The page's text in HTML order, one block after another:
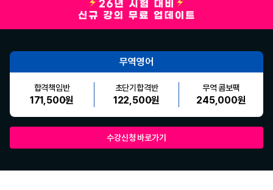
무역영어
합격책임반
171,500원
초단기합격반
122,500원
무역 콤보팩
245,000원
수강신청 바로가기